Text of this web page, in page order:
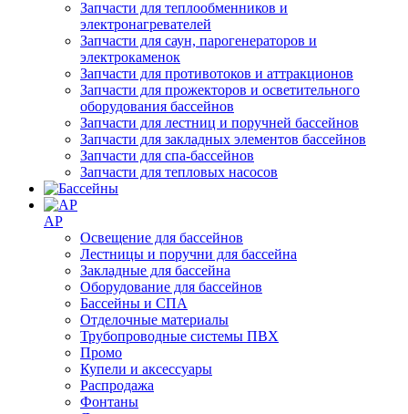
Запчасти для теплообменников и
электронагревателей
Запчасти для саун, парогенераторов и
электрокаменок
Запчасти для противотоков и аттракционов
Запчасти для прожекторов и осветительного
оборудования бассейнов
Запчасти для лестниц и поручней бассейнов
Запчасти для закладных элементов бассейнов
Запчасти для спа-бассейнов
Запчасти для тепловых насосов
AP
Освещение для бассейнов
Лестницы и поручни для бассейна
Закладные для бассейна
Оборудование для бассейнов
Бассейны и СПА
Отделочные материалы
Трубопроводные системы ПВХ
Промо
Купели и аксессуары
Распродажа
Фонтаны